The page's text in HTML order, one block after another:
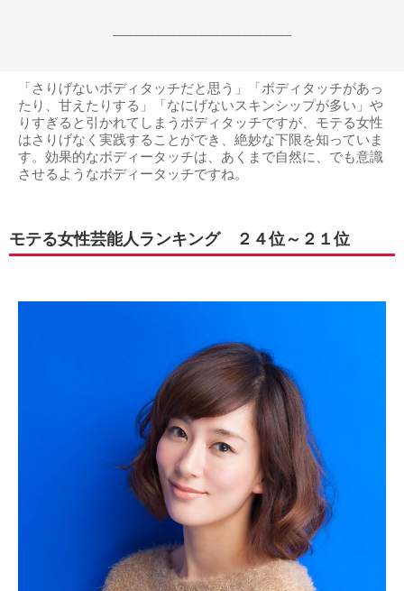
------------------------------------------------------------------
「さりげないボディタッチだと思う」「ボディタッチがあっ
たり、甘えたりする」「なにげないスキンシップが多い」や
りすぎると引かれてしまうボディタッチですが、モテる女性
はさりげなく実践することができ、絶妙な下限を知っていま
す。効果的なボディータッチは、あくまで自然に、でも意識
させるようなボディータッチですね。
モテる女性芸能人ランキング ２４位～２１位